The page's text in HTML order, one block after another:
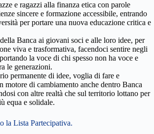
e ragazzi alla finanza etica con parole
sincere e formazione accessibile, entrando
per portare una nuova educazione critica e
Banca ai giovani soci e alle loro idee, per
viva e trasformativa, facendoci sentire negli
la voce di chi spesso non ha voce e
le generazioni.
permanente di idee, voglia di fare e
motore di cambiamento anche dentro Banca
con altre realtà che sul territorio lottano per
equa e solidale.
la Lista Partecipativa.